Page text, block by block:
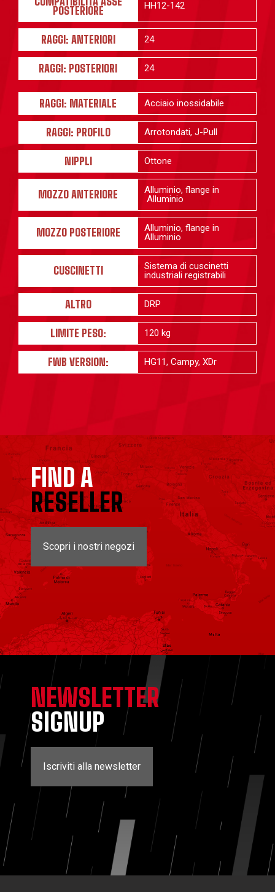
POSTERIORE HH12-142
RAGGI: ANTERIORI 24
RAGGI: POSTERIORI 24
RAGGI: MATERIALE Acciaio inossidabile
RAGGI: PROFILO Arrotondati, J-Pull
NIPPLI Ottone
MOZZO ANTERIORE
Alluminio, flange in
Alluminio
MOZZO POSTERIORE
Alluminio, flange in
Alluminio
CUSCINETTI
Sistema di cuscinetti
industriali registrabili
ALTRO DRP
LIMITE PESO: 120 kg
FWB VERSION: HG11, Campy, XDr
FIND A
RESELLER
Scopri i nostri negozi
NEWSLETTER
SIGNUP
Iscriviti alla newsletter